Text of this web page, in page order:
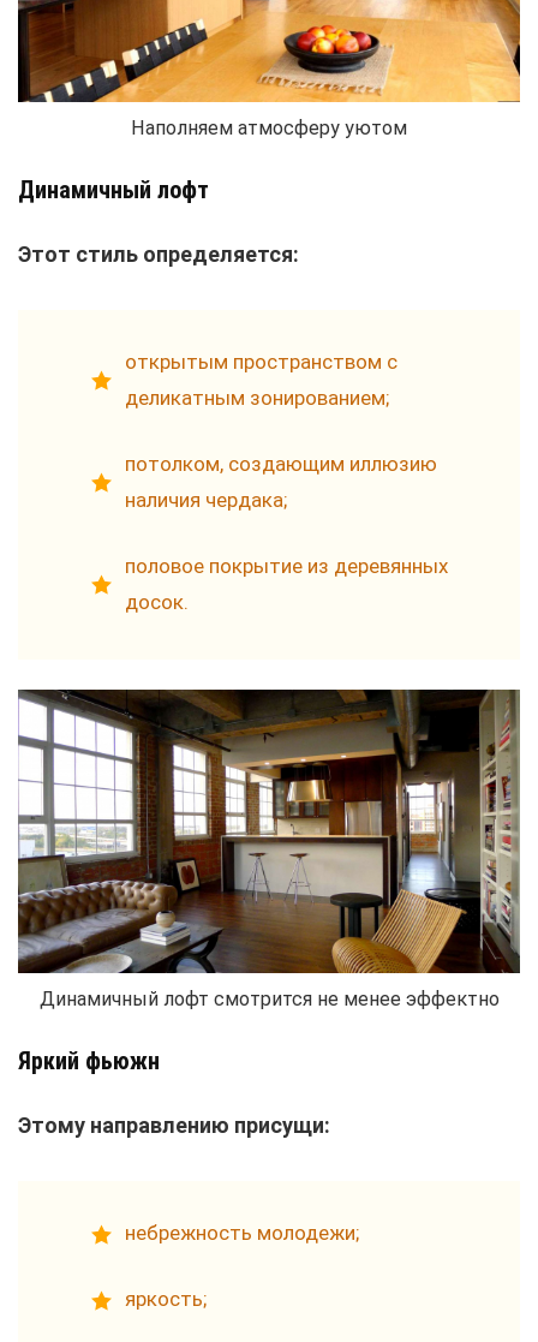
Наполняем атмосферу уютом
Динамичный лофт
Этот стиль определяется:
открытым пространством с
деликатным зонированием;
потолком, создающим иллюзию
наличия чердака;
половое покрытие из деревянных
досок.
Динамичный лофт смотрится не менее эффектно
Яркий фьюжн
Этому направлению присущи:
небрежность молодежи;
яркость;